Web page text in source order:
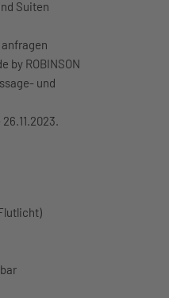
Suiten
by ROBINSON
und